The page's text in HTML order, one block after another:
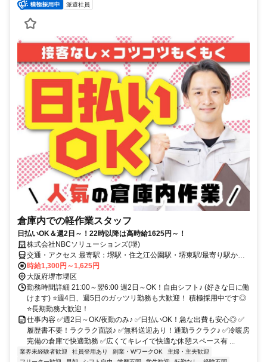
派遣社員
倉庫内での軽作業スタッフ
日払いOK＆週2日～！22時以降は高時給1625円～！
株式会社NBCソリューションズ(堺)
交通・アクセス 最寄駅：堺駅・住之江公園駅・堺東駅/最寄り駅から
無料送迎あり(応相談)
時給1,300円～1,625円
大阪府堺市堺区
勤務時間詳細 21:00～翌6:00 週2日～OK！自由シフト♪ (好きな日に働
けます) ⭐週4日、週5日のガッツリ勤務も大歓迎！ 積極採用中です◎
⭐長期勤務大歓迎！
仕事内容 ✅週2日～OK/夜勤のみ♪ ✅日払いOK！急な出費も安心◎ ✅
履歴書不要！ラクラク面談♪ ✅無料送迎あり！通勤ラクラク♪ ✅冷暖房
完備の倉庫で快適勤務 ✅広くてキレイで快適な休憩スペース有 ...
業界未経験者歓迎 社員登用あり 副業・WワークOK
主婦・主夫歓迎